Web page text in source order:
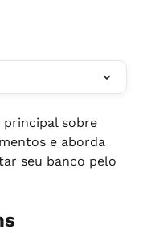
sobre
e aborda
seu banco pelo